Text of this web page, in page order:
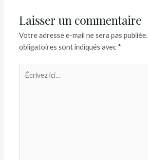
Laisser un commentaire
Votre adresse e-mail ne sera pas publiée.
obligatoires sont indiqués avec *